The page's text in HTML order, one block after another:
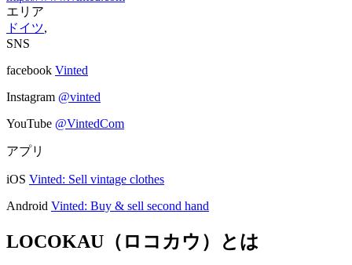
エリア
ドイツ,
SNS
facebook Vinted
Instagram @vinted
YouTube @VintedCom
アプリ
iOS Vinted: Sell vintage clothes
Android Vinted: Buy & sell second hand
LOCOKAU（ロコカウ）とは